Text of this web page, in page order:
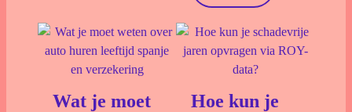
Wat je moet
Hoe kun je